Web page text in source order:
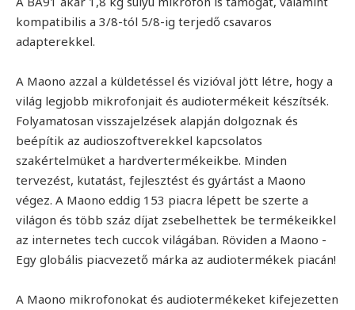
kompatibilis a 3/8-tól 5/8-ig terjedő csavaros
adapterekkel.
A Maono azzal a küldetéssel és vizióval jött létre, hogy a
világ legjobb mikrofonjait és audiotermékeit készítsék.
Folyamatosan visszajelzések alapján dolgoznak és
beépítik az audioszoftverekkel kapcsolatos
szakértelmüket a hardvertermékeikbe. Minden
tervezést, kutatást, fejlesztést és gyártást a Maono
végez. A Maono eddig 153 piacra lépett be szerte a
világon és több száz díjat zsebelhettek be termékeikkel
az internetes tech cuccok világában. Röviden a Maono -
Egy globális piacvezető márka az audiotermékek piacán!
A Maono mikrofonokat és audiotermékeket kifejezetten